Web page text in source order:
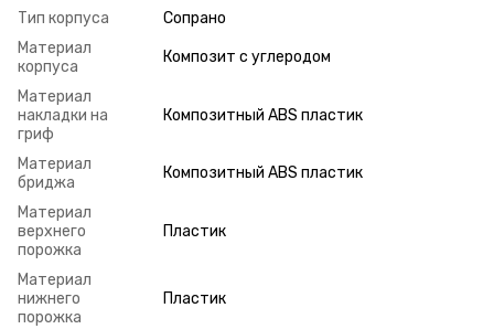
Тип корпуса
Сопрано
Материал
корпуса
Композит с углеродом
Материал
накладки на
гриф
Композитный ABS пластик
Материал
бриджа
Композитный ABS пластик
Материал
верхнего
порожка
Пластик
Материал
нижнего
порожка
Пластик